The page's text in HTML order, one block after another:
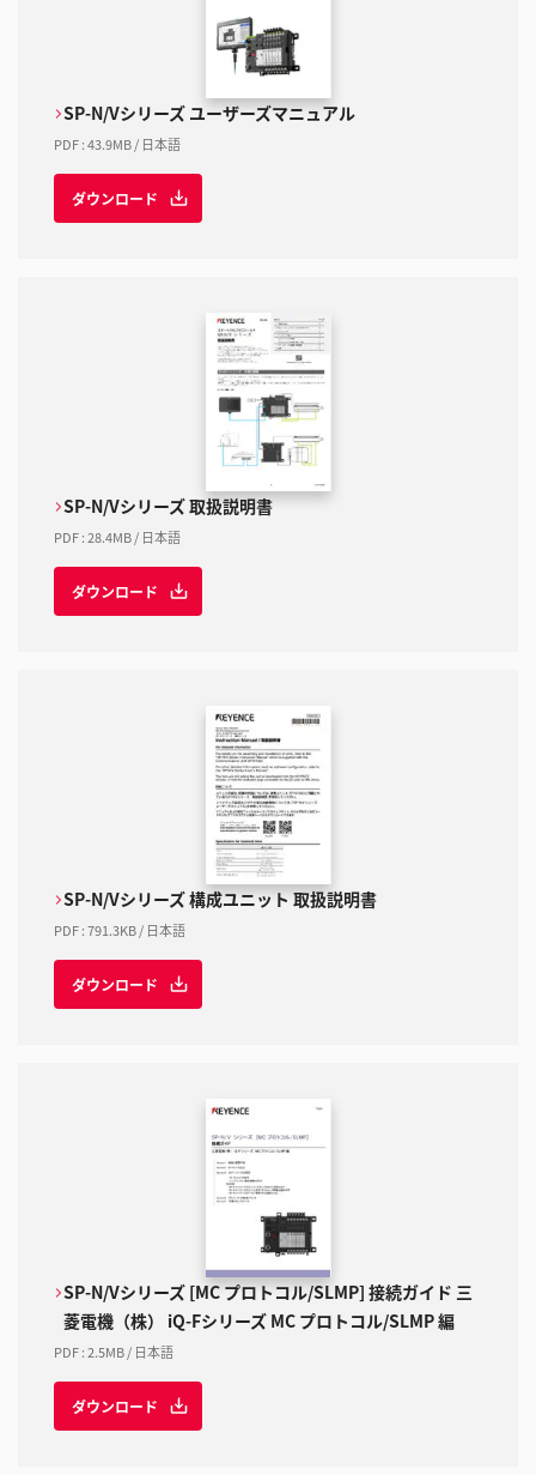
SP-N/Vシリーズ ユーザーズマニュアル
PDF:43.9MB/ 日本語
ダウンロード
SP-N/Vシリーズ 取扱説明書
PDF:28.4MB/ 日本語
ダウンロード
SP-N/Vシリーズ 構成ユニット 取扱説明書
PDF:791.3KB/ 日本語
ダウンロード
SP-N/Vシリーズ [MC プロトコル/SLMP] 接続ガイド 三
菱電機（株） iQ-Fシリーズ MC プロトコル/SLMP 編
PDF:2.5MB/ 日本語
ダウンロード